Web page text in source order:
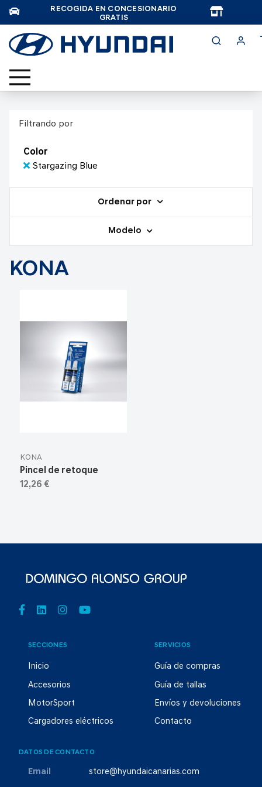
RECOGIDA EN CONCESIONARIO
GRATIS
Filtrando por
Color
Stargazing Blue
Ordenar por
Modelo
KONA
KONA
Pincel de retoque
12,26 €
SECCIONES
Inicio
Accesorios
MotorSport
Cargadores eléctricos
SERVICIOS
Guía de compras
Guía de tallas
Envíos y devoluciones
Contacto
DATOS DE CONTACTO
Email store@hyundaicanarias.com